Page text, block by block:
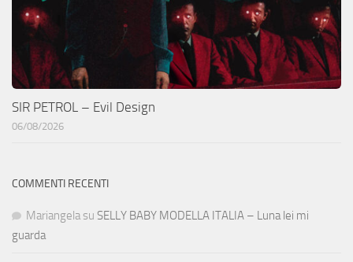
SIR PETROL – Evil Design
06/08/2026
COMMENTI RECENTI
Mariangela su SELLY BABY MODELLA ITALIA – Luna lei mi
guarda